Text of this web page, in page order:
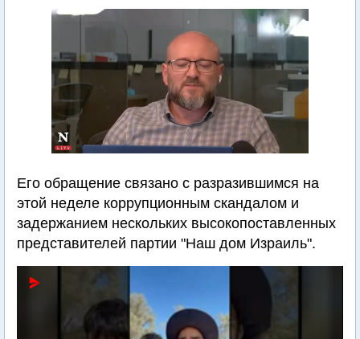
Его обращение связано с разразившимся на
этой неделе коррупционным скандалом и
задержанием нескольких высокопоставленных
представителей партии "Наш дом Израиль".